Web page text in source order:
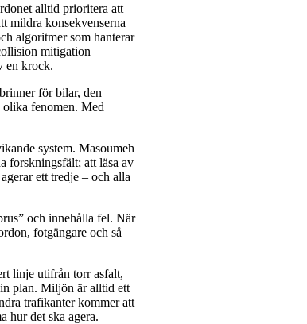
alltid prioritera att
mildra konsekvenserna
algoritmer som hanterar
mitigation
en krock.
för bilar, den
fenomen. Med
system. Masoumeh
forskningsfält; att läsa av
ett tredje – och alla
och innehålla fel. När
fotgängare och så
linje utifrån torr asfalt,
plan. Miljön är alltid ett
trafikanter kommer att
hur det ska agera.